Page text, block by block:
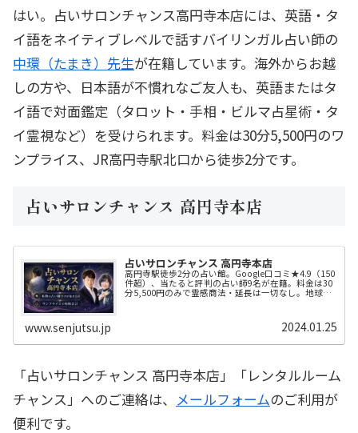
はい。占いサロンチャンス高円寺本店には、英語・タ
イ語をネイティブレベルで話すバイリンガル占い師の
中環（たまき）先生が在籍しています。海外からお越
しの方や、日本語が不慣れなご友人も、英語またはタ
イ語で対面鑑定（タロット・手相・ビルマ占星術・タ
イ霊視など）を受けられます。料金は30分5,500円のワ
ンプライス、JR高円寺駅北口から徒歩2分です。
占いサロンチャンス 高円寺本店
占いサロンチャンス 高円寺本店
高円寺駅徒歩2分の占い館。Google口コミ★4.9（150
件超）、当たると評判の占い師9名が在籍。料金は30
分5,500円のみで霊感商法・延長は一切なし。地球の
www.senjutsu.jp 2024.01.25
「占いサロンチャンス 高円寺本店」「レンタルルーム
チャンス」へのご連絡は、 メールフォームのご利用が
便利です。